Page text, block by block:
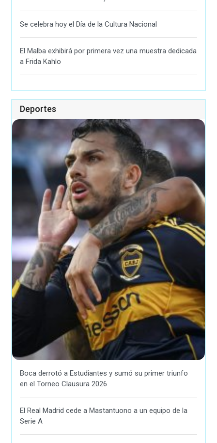
Se celebra hoy el Día de la Cultura Nacional
El Malba exhibirá por primera vez una muestra dedicada
a Frida Kahlo
Deportes
Boca derrotó a Estudiantes y sumó su primer triunfo
en el Torneo Clausura 2026
El Real Madrid cede a Mastantuono a un equipo de la
Serie A